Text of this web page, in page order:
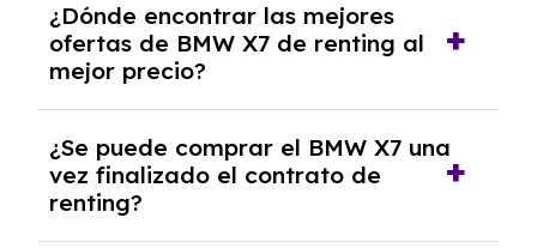
autónomos, justificante de ingresos y, en
algunos casos, un informe fiscal y un pago
inicial.
¿Dónde encontrar las mejores
ofertas de BMW X7 de renting al
mejor precio?
mejores ofertas de vehículos de renting con
todos los gastos incluidos y sin pagar
entradas.
¿Se puede comprar el BMW X7 una
vez finalizado el contrato de
renting?